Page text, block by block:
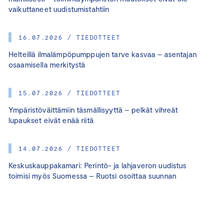
vaikuttaneet uudistumistahtiin
16.07.2026 / TIEDOTTEET
Helteillä ilmalämpöpumppujen tarve kasvaa – asentajan
osaamisella merkitystä
15.07.2026 / TIEDOTTEET
Ympäristöväittämiin täsmällisyyttä – pelkät vihreät
lupaukset eivät enää riitä
14.07.2026 / TIEDOTTEET
Keskuskauppakamari: Perintö- ja lahjaveron uudistus
toimisi myös Suomessa – Ruotsi osoittaa suunnan